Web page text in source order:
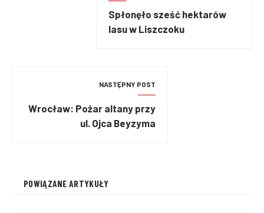
Spłonęło sześć hektarów
lasu w Liszczoku
NASTĘPNY POST
Wrocław: Pożar altany przy
ul. Ojca Beyzyma
POWIĄZANE ARTYKUŁY